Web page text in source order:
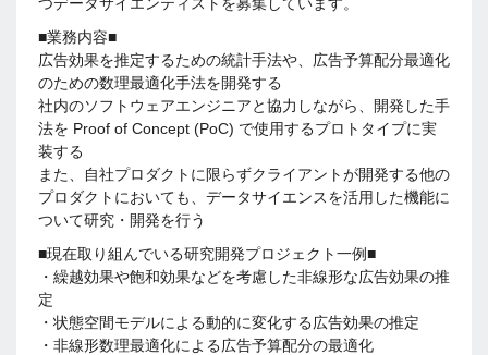
■業務内容■
広告効果を推定するための統計手法や、広告予算配分最適化
のための数理最適化手法を開発する
社内のソフトウェアエンジニアと協力しながら、開発した手
法を Proof of Concept (PoC) で使用するプロトタイプに実
装する
また、自社プロダクトに限らずクライアントが開発する他の
プロダクトにおいても、データサイエンスを活用した機能に
ついて研究・開発を行う
■現在取り組んでいる研究開発プロジェクト一例■
・繰越効果や飽和効果などを考慮した非線形な広告効果の推
定
・状態空間モデルによる動的に変化する広告効果の推定
・非線形数理最適化による広告予算配分の最適化